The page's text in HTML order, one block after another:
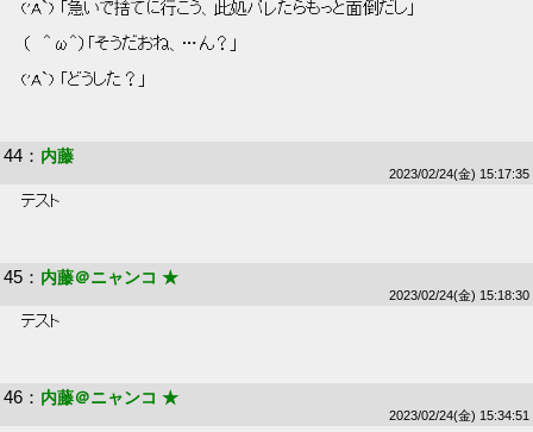
('A`) 「急いで捨てに行こう、此処バレたらもっと面倒だし」
（   ＾ω＾）「そうだおね、…ん？」
('A`) 「どうした？」
44 ： 内藤
2023/02/24(金) 15:17:35
テスト
45 ： 内藤＠ニャンコ ★
2023/02/24(金) 15:18:30
テスト
46 ： 内藤＠ニャンコ ★
2023/02/24(金) 15:34:51